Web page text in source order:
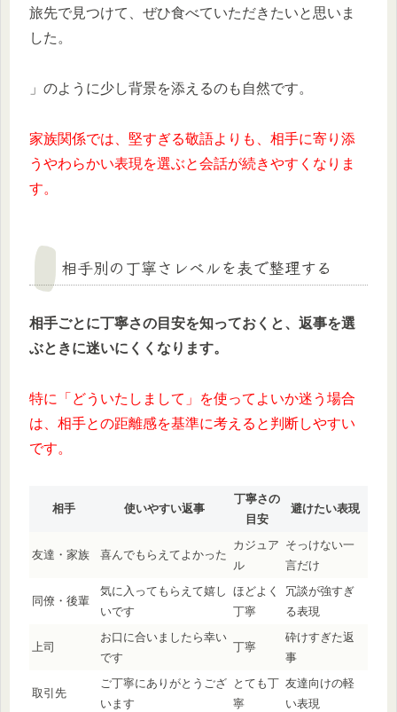
旅先で見つけて、ぜひ食べていただきたいと思いま
した。
」のように少し背景を添えるのも自然です。
家族関係では、堅すぎる敬語よりも、相手に寄り添
うやわらかい表現を選ぶと会話が続きやすくなりま
す。
相手別の丁寧さレベルを表で整理する
相手ごとに丁寧さの目安を知っておくと、返事を選
ぶときに迷いにくくなります。
特に「どういたしまして」を使ってよいか迷う場合
は、相手との距離感を基準に考えると判断しやすい
です。
相手 使いやすい返事
丁寧さの
目安
避けたい表現
友達・家族 喜んでもらえてよかった
カジュア
ル
そっけない一
言だけ
同僚・後輩
気に入ってもらえて嬉し
いです
ほどよく
丁寧
冗談が強すぎ
る表現
上司
お口に合いましたら幸い
です
丁寧
砕けすぎた返
事
取引先
ご丁寧にありがとうござ
います
とても丁
寧
友達向けの軽
い表現